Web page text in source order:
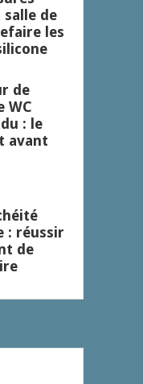
salle de
les
de
WC
: le
avant
: réussir
de